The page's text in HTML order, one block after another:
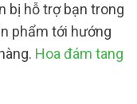
bị hỗ trợ bạn trong
phẩm tới hướng
Hoa đám tang